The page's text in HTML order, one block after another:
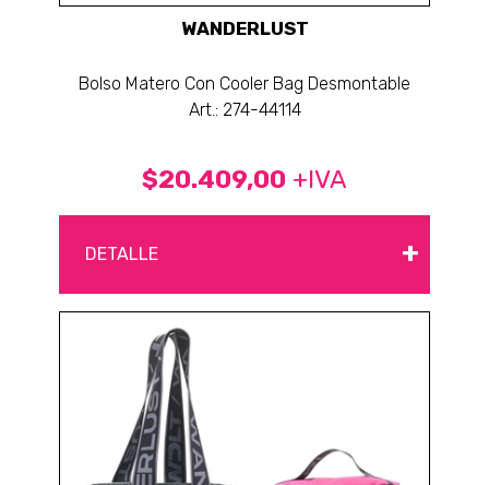
WANDERLUST
Bolso Matero Con Cooler Bag Desmontable
Art.: 274-44114
$20.409,00 +IVA
DETALLE +